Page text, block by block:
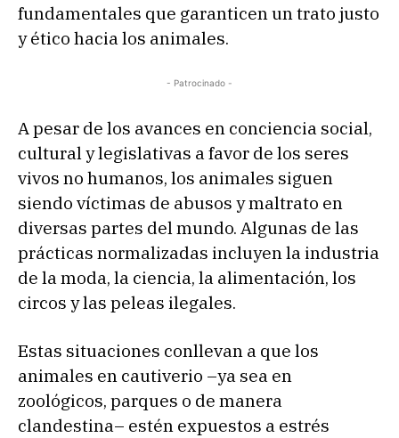
fundamentales que garanticen un trato justo
y ético hacia los animales.
- Patrocinado -
A pesar de los avances en conciencia social,
cultural y legislativas a favor de los seres
vivos no humanos, los animales siguen
siendo víctimas de abusos y maltrato en
diversas partes del mundo. Algunas de las
prácticas normalizadas incluyen la industria
de la moda, la ciencia, la alimentación, los
circos y las peleas ilegales.
Estas situaciones conllevan a que los
animales en cautiverio –ya sea en
zoológicos, parques o de manera
clandestina– estén expuestos a estrés